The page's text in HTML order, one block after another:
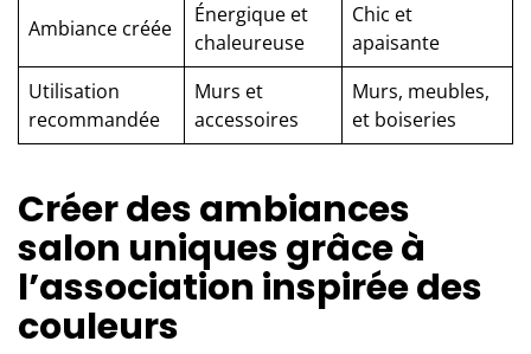
Ambiance créée
Énergique et
chaleureuse
Chic et
apaisante
Utilisation
recommandée
Murs et
accessoires
Murs, meubles,
et boiseries
Créer des ambiances
salon uniques grâce à
l’association inspirée des
couleurs